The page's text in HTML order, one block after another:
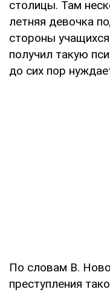
столицы. Там
летняя девочка
стороны
получил такую
до сих пор
По словам В.
преступления